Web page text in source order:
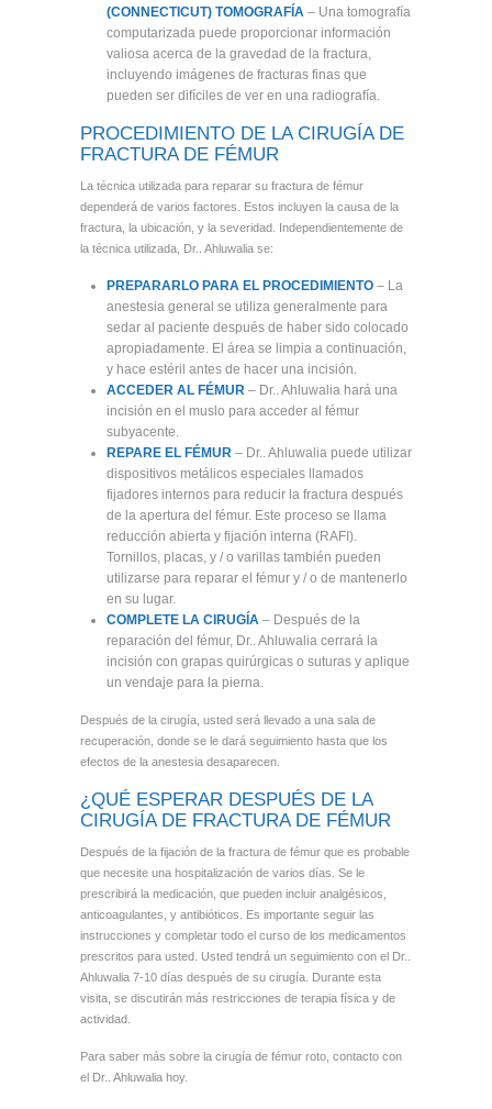
(CONNECTICUT) TOMOGRAFÍA– Una tomografía
computarizada puede proporcionar información
valiosa acerca de la gravedad de la fractura,
incluyendo imágenes de fracturas finas que
pueden ser difíciles de ver en una radiografía.
PROCEDIMIENTO DE LA CIRUGÍA DE
FRACTURA DE FÉMUR
La técnica utilizada para reparar su fractura de fémur
dependerá de varios factores. Estos incluyen la causa de la
fractura, la ubicación, y la severidad. Independientemente de
la técnica utilizada, Dr.. Ahluwalia se:
PREPARARLO PARA EL PROCEDIMIENTO– La
anestesia general se utiliza generalmente para
sedar al paciente después de haber sido colocado
apropiadamente. El área se limpia a continuación,
y hace estéril antes de hacer una incisión.
ACCEDER AL FÉMUR – Dr.. Ahluwalia hará una
incisión en el muslo para acceder al fémur
subyacente.
REPARE EL FÉMUR– Dr.. Ahluwalia puede utilizar
dispositivos metálicos especiales llamados
fijadores internos para reducir la fractura después
de la apertura del fémur. Este proceso se llama
reducción abierta y fijación interna (RAFI).
Tornillos, placas, y / o varillas también pueden
utilizarse para reparar el fémur y / o de mantenerlo
en su lugar.
COMPLETE LA CIRUGÍA– Después de la
reparación del fémur, Dr.. Ahluwalia cerrará la
incisión con grapas quirúrgicas o suturas y aplique
un vendaje para la pierna.
Después de la cirugía, usted será llevado a una sala de
recuperación, donde se le dará seguimiento hasta que los
efectos de la anestesia desaparecen.
¿QUÉ ESPERAR DESPUÉS DE LA
CIRUGÍA DE FRACTURA DE FÉMUR
Después de la fijación de la fractura de fémur que es probable
que necesite una hospitalización de varios días. Se le
prescribirá la medicación, que pueden incluir analgésicos,
anticoagulantes, y antibióticos. Es importante seguir las
instrucciones y completar todo el curso de los medicamentos
prescritos para usted. Usted tendrá un seguimiento con el Dr..
Ahluwalia 7-10 días después de su cirugía. Durante esta
visita, se discutirán más restricciones de terapia física y de
actividad.
Para saber más sobre la cirugía de fémur roto, contacto con
el Dr.. Ahluwalia hoy.